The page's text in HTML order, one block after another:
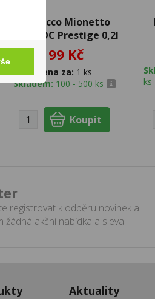
Prosecco Mionetto
Brut DOC Prestige 0,2l
99 Kč
Cena za: 1 ks
Skladem: 100 - 500 ks
ks
registrovat k odběru novinek a
žádná akční nabídka a sleva!
Aktuality